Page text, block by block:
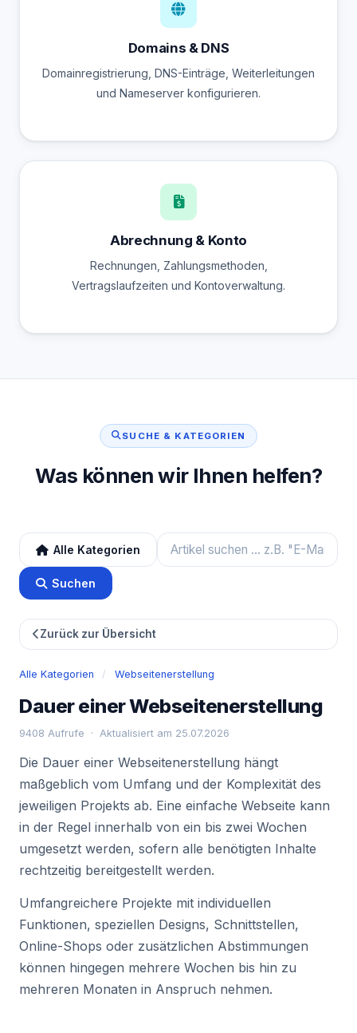
Domains & DNS
Domainregistrierung, DNS-Einträge, Weiterleitungen
und Nameserver konfigurieren.
Abrechnung & Konto
Rechnungen, Zahlungsmethoden,
Vertragslaufzeiten und Kontoverwaltung.
SUCHE & KATEGORIEN
Was können wir Ihnen helfen?
Alle Kategorien
Suchen
Zurück zur Übersicht
Alle Kategorien / Webseitenerstellung
Dauer einer Webseitenerstellung
9408 Aufrufe · Aktualisiert am 25.07.2026
Die Dauer einer Webseitenerstellung hängt
maßgeblich vom Umfang und der Komplexität des
jeweiligen Projekts ab. Eine einfache Webseite kann
in der Regel innerhalb von ein bis zwei Wochen
umgesetzt werden, sofern alle benötigten Inhalte
rechtzeitig bereitgestellt werden.
Umfangreichere Projekte mit individuellen
Funktionen, speziellen Designs, Schnittstellen,
Online-Shops oder zusätzlichen Abstimmungen
können hingegen mehrere Wochen bis hin zu
mehreren Monaten in Anspruch nehmen.